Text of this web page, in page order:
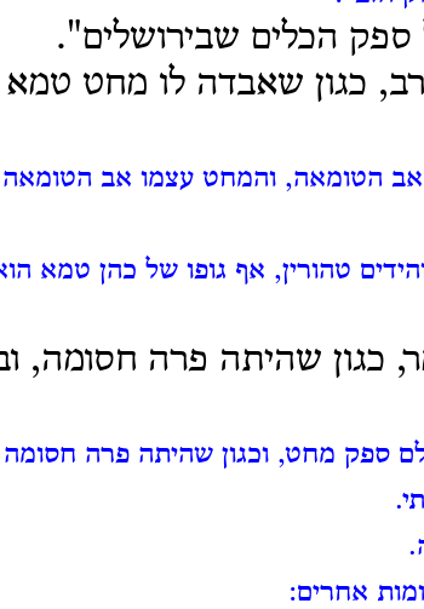
ספק הכלים שבירושלים".
כגון שאבדה לו מחט
הטומאה, והמחט עצמו אב
טהורין, אף גופו של כהן טמא
כגון שהיתה פרה חסומה,
ספק מחט, וכגון שהיתה פרה
אחרים: